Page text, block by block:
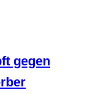
gegen